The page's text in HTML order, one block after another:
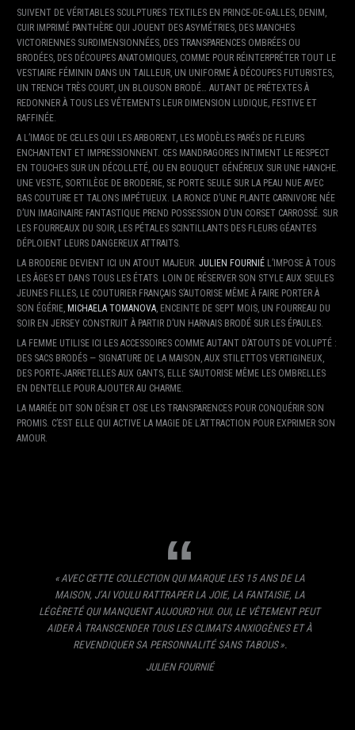
SUIVENT DE VÉRITABLES SCULPTURES TEXTILES EN PRINCE-DE-GALLES, DENIM,
CUIR IMPRIMÉ PANTHÈRE QUI JOUENT DES ASYMÉTRIES, DES MANCHES
VICTORIENNES SURDIMENSIONNÉES, DES TRANSPARENCES OMBRÉES OU
BRODÉES, DES DÉCOUPES ANATOMIQUES, COMME POUR RÉINTERPRÉTER TOUT LE
VESTIAIRE FÉMININ DANS UN TAILLEUR, UN UNIFORME À DÉCOUPES FUTURISTES,
UN TRENCH TRÈS COURT, UN BLOUSON BRODÉ… AUTANT DE PRÉTEXTES À
REDONNER À TOUS LES VÊTEMENTS LEUR DIMENSION LUDIQUE, FESTIVE ET
RAFFINÉE.
A L’IMAGE DE CELLES QUI LES ARBORENT, LES MODÈLES PARÉS DE FLEURS
ENCHANTENT ET IMPRESSIONNENT. CES MANDRAGORES INTIMENT LE RESPECT
EN TOUCHES SUR UN DÉCOLLETÉ, OU EN BOUQUET GÉNÉREUX SUR UNE HANCHE.
UNE VESTE, SORTILÈGE DE BRODERIE, SE PORTE SEULE SUR LA PEAU NUE AVEC
BAS COUTURE ET TALONS IMPÉTUEUX. LA RONCE D’UNE PLANTE CARNIVORE NÉE
D’UN IMAGINAIRE FANTASTIQUE PREND POSSESSION D’UN CORSET CARROSSÉ. SUR
LES FOURREAUX DU SOIR, LES PÉTALES SCINTILLANTS DES FLEURS GÉANTES
DÉPLOIENT LEURS DANGEREUX ATTRAITS.
LA BRODERIE DEVIENT ICI UN ATOUT MAJEUR. JULIEN FOURNIÉL’IMPOSE À TOUS
LES ÂGES ET DANS TOUS LES ÉTATS. LOIN DE RÉSERVER SON STYLE AUX SEULES
JEUNES FILLES, LE COUTURIER FRANÇAIS S’AUTORISE MÊME À FAIRE PORTER À
SON ÉGÉRIE, MICHAELA TOMANOVA, ENCEINTE DE SEPT MOIS, UN FOURREAU DU
SOIR EN JERSEY CONSTRUIT À PARTIR D’UN HARNAIS BRODÉ SUR LES ÉPAULES.
LA FEMME UTILISE ICI LES ACCESSOIRES COMME AUTANT D’ATOUTS DE VOLUPTÉ :
DES SACS BRODÉS — SIGNATURE DE LA MAISON, AUX STILETTOS VERTIGINEUX,
DES PORTE-JARRETELLES AUX GANTS, ELLE S’AUTORISE MÊME LES OMBRELLES
EN DENTELLE POUR AJOUTER AU CHARME.
LA MARIÉE DIT SON DÉSIR ET OSE LES TRANSPARENCES POUR CONQUÉRIR SON
PROMIS. C’EST ELLE QUI ACTIVE LA MAGIE DE L’ATTRACTION POUR EXPRIMER SON
AMOUR.
« AVEC CETTE COLLECTION QUI MARQUE LES 15 ANS DE LA
MAISON, J’AI VOULU RATTRAPER LA JOIE, LA FANTAISIE, LA
LÉGÈRETÉ QUI MANQUENT AUJOURD’HUI. OUI, LE VÊTEMENT PEUT
AIDER À TRANSCENDER TOUS LES CLIMATS ANXIOGÈNES ET À
REVENDIQUER SA PERSONNALITÉ SANS TABOUS ».
JULIEN FOURNIÉ